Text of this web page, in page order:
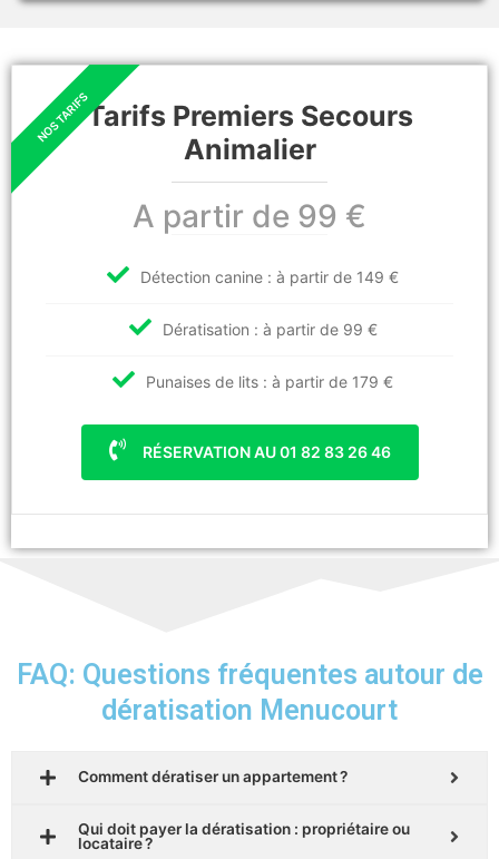
Tarifs Premiers Secours
Animalier
A partir de 99 €
Détection canine : à partir de 149 €
Dératisation : à partir de 99 €
Punaises de lits : à partir de 179 €
RÉSERVATION AU 01 82 83 26 46
FAQ: Questions fréquentes autour de
dératisation Menucourt
Comment dératiser un appartement ?
Qui doit payer la dératisation : propriétaire ou
locataire ?